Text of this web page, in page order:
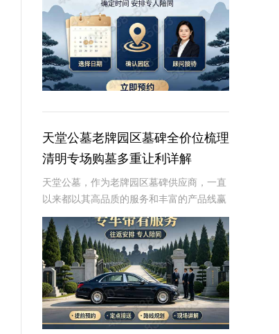
者、寄托哀思的重要载体，其选择与
天堂公墓老牌园区墓碑全价位梳理
清明专场购墓多重让利详解
天堂公墓，作为老牌园区墓碑供应商，一直
以来都以其高品质的服务和丰富的产品线赢
得了广大用户的信赖。在清明节这个特殊的
时期，天堂公墓特别推出了清明专场购墓活
动，旨在为有需要的家庭提供更多的优惠和
便利。本文